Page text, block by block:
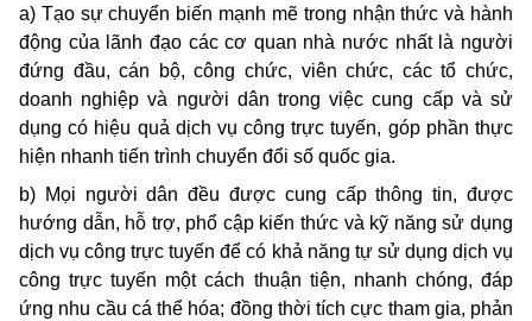
a) Tạo sự chuyển biến mạnh mẽ trong nhận thức và hành
động của lãnh đạo các cơ quan nhà nước nhất là người
đứng đầu, cán bộ, công chức, viên chức, các tổ chức,
doanh nghiệp và người dân trong việc cung cấp và sử
dụng có hiệu quả dịch vụ công trực tuyến, góp phần thực
hiện nhanh tiến trình chuyển đổi số quốc gia.
b) Mọi người dân đều được cung cấp thông tin, được
hướng dẫn, hỗ trợ, phổ cập kiến thức và kỹ năng sử dụng
dịch vụ công trực tuyến để có khả năng tự sử dụng dịch vụ
công trực tuyến một cách thuận tiện, nhanh chóng, đáp
ứng nhu cầu cá thể hóa; đồng thời tích cực tham gia, phản